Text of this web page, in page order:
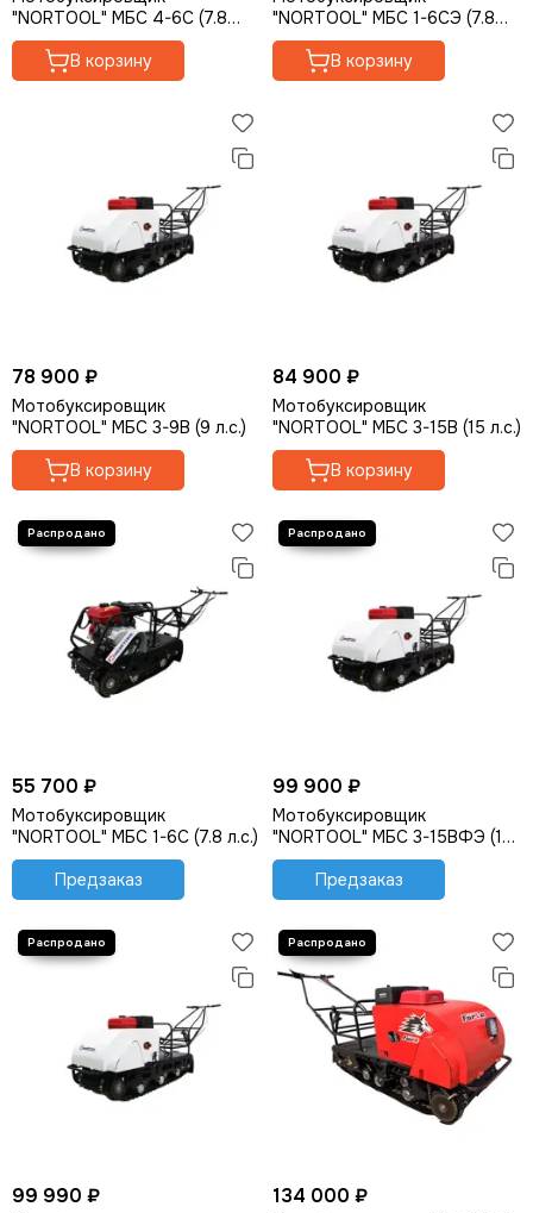
"NORTOOL" МБС 4-6С (7.8
л.с.)
В корзину
"NORTOOL" МБС 1-6СЭ (7.8
л.с., эл стартер)
В корзину
78 900 ₽
Мотобуксировщик
"NORTOOL" МБС 3-9В (9 л.с.)
В корзину
84 900 ₽
Мотобуксировщик
"NORTOOL" МБС 3-15В (15 л.с.)
В корзину
55 700 ₽
Мотобуксировщик
"NORTOOL" МБС 1-6С (7.8 л.с.)
Предзаказ
99 900 ₽
Мотобуксировщик
"NORTOOL" МБС 3-15ВФЭ (15
л.с., эл стартер, фара)
Предзаказ
99 990 ₽ 134 000 ₽